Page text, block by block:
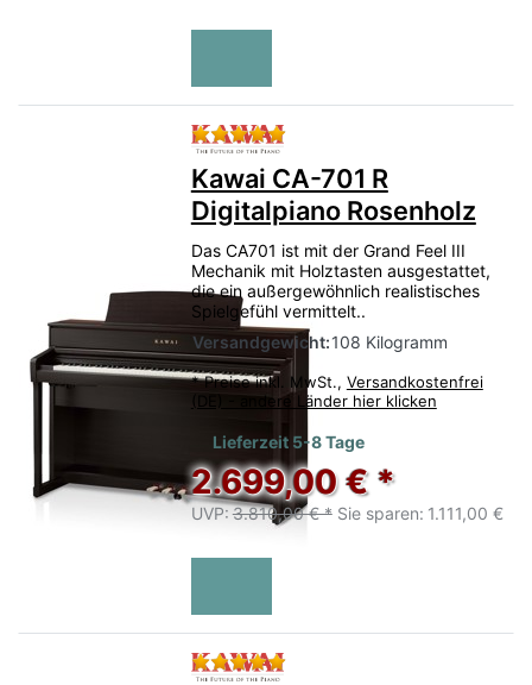
Bewertung: 5 von 5
Kawai CA-701 R
Digitalpiano Rosenholz
Das CA701 ist mit der Grand Feel III
Mechanik mit Holztasten ausgestattet,
die ein außergewöhnlich realistisches
Spielgefühl vermittelt..
Versandgewicht:108 Kilogramm
* Preise inkl. MwSt., Versandkostenfrei
(DE) - andere Länder hier klicken
Lieferzeit 5-8 Tage
2.699,00 € *
UVP: 3.810,00 € * Sie sparen: 1.111,00 €
Bewertung: 5 von 5